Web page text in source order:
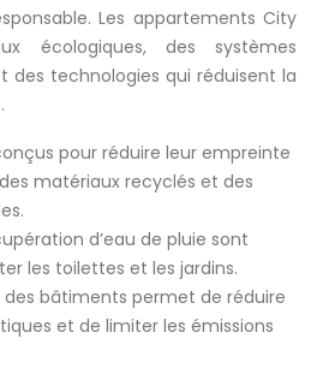
Les appartements City
écologiques, des systèmes
des technologies qui réduisent la
pour réduire leur empreinte
matériaux recyclés et des
d’eau de pluie sont
les toilettes et les jardins.
des bâtiments permet de réduire
et de limiter les émissions